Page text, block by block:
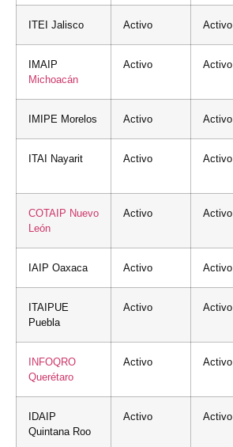
ITEI Jalisco Activo Activo
IMAIP
Michoacán
Activo Activo
IMIPE Morelos Activo Activo
ITAI Nayarit Activo Activo
COTAIP Nuevo
León
Activo Activo
IAIP Oaxaca Activo Activo
ITAIPUE
Puebla
Activo Activo
INFOQRO
Querétaro
Activo Activo
IDAIP
Quintana Roo
Activo Activo